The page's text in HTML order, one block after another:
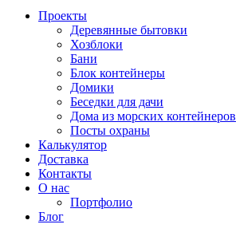
Проекты
Деревянные бытовки
Хозблоки
Бани
Блок контейнеры
Домики
Беседки для дачи
Дома из морских контейнеров
Посты охраны
Калькулятор
Доставка
Контакты
О нас
Портфолио
Блог